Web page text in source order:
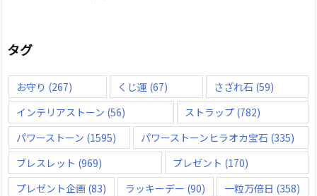
タグ
お守り (267) くじ運 (67) さざれ石 (59)
インテリアストーン (56) ストラップ(782)
パワーストーン (1595) パワーストーンヒラオカ宝石 (335)
ブレスレット (969) プレゼント (170)
プレゼント企画 (83) ラッキーデー (90) 一粒万倍日 (358)